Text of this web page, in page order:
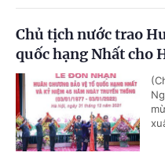
Chủ tịch nước trao
quốc hạng Nhất cho